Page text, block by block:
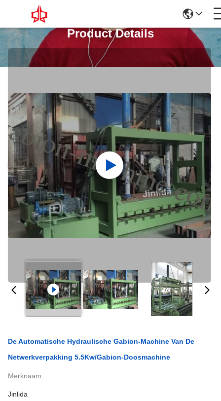
Product Details
De Automatische Hydraulische Gabion-Machine Van De
Netwerkverpakking 5.5Kw/Gabion-Doosmachine
Merknaam:
Jinlida